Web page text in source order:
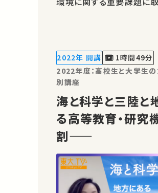
アをお願いします。 この講演は日本語で
行われました。 著
2022年 開講
1時間49分
2022年度：高校生と大学生
別講座
海と科学と三陸と
る高等教育・研究
割――